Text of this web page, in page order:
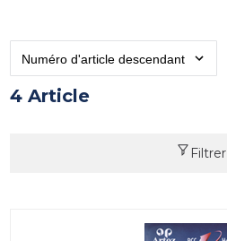
4 Article
Filtrer